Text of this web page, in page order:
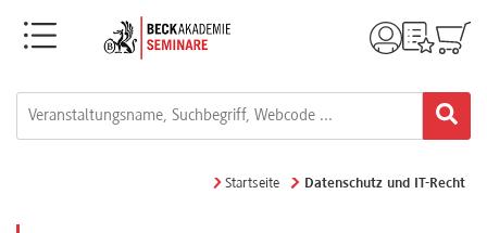
Menü
Startseite Datenschutz und IT-Recht